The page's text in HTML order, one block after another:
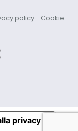
policy- Cookie
privacy